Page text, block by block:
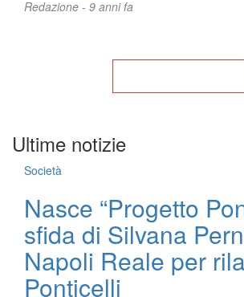
Redazione - 9 anni fa
Ultime notizie
Società
Nasce “Progetto
sfida di Silvana
Napoli Reale per
Ponticelli